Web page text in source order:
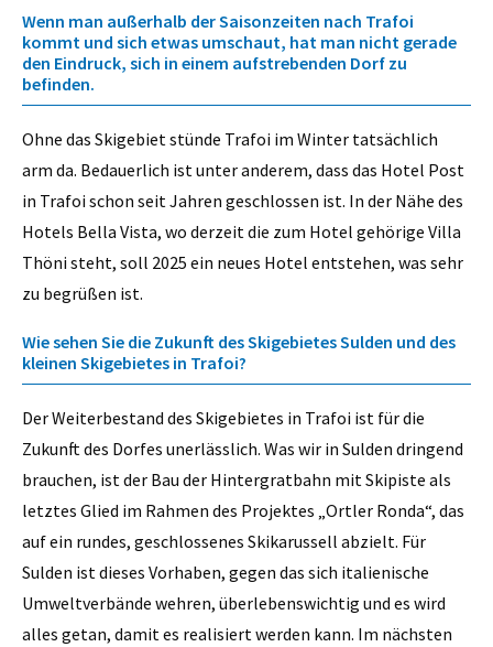
Wenn man außerhalb der Saisonzeiten nach Trafoi
kommt und sich etwas umschaut, hat man nicht gerade
den Eindruck, sich in einem aufstrebenden Dorf zu
befinden.
Ohne das Skigebiet stünde Trafoi im Winter tatsächlich
arm da. Bedauerlich ist unter anderem, dass das Hotel Post
in Trafoi schon seit Jahren geschlossen ist. In der Nähe des
Hotels Bella Vista, wo derzeit die zum Hotel gehörige Villa
Thöni steht, soll 2025 ein neues Hotel entstehen, was sehr
zu begrüßen ist.
Wie sehen Sie die Zukunft des Skigebietes Sulden und des
kleinen Skigebietes in Trafoi?
Der Weiterbestand des Skigebietes in Trafoi ist für die
Zukunft des Dorfes unerlässlich. Was wir in Sulden dringend
brauchen, ist der Bau der Hintergratbahn mit Skipiste als
letztes Glied im Rahmen des Projektes „Ortler Ronda“, das
auf ein rundes, geschlossenes Skikarussell abzielt. Für
Sulden ist dieses Vorhaben, gegen das sich italienische
Umweltverbände wehren, überlebenswichtig und es wird
alles getan, damit es realisiert werden kann. Im nächsten